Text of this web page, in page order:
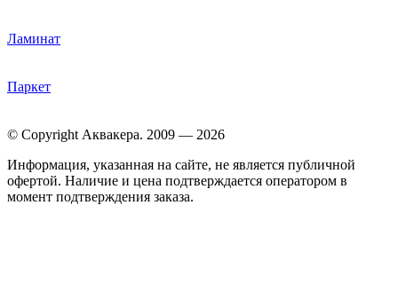
Ламинат
Паркет
© Copyright Аквакера. 2009 — 2026
Информация, указанная на сайте, не является публичной
офертой. Наличие и цена подтверждается оператором в
момент подтверждения заказа.